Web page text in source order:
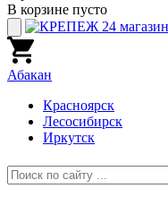
В корзине пусто
Абакан
Красноярск
Лесосибирск
Иркутск